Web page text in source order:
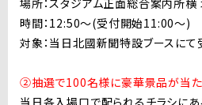
時間：12:50〜(受付開始11:00〜)
対象：当日北國新聞特設ブースに
②抽選で100名様に豪華景品が当た
当日各入場口で配られるチラシにあ